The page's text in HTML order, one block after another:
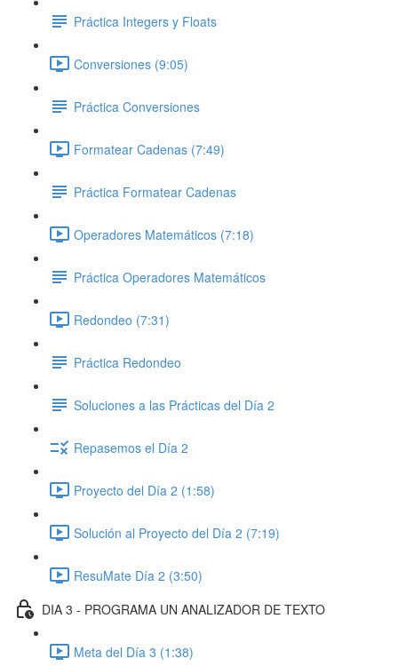
Práctica Integers y Floats
Conversiones (9:05)
Práctica Conversiones
Formatear Cadenas (7:49)
Práctica Formatear Cadenas
Operadores Matemáticos (7:18)
Práctica Operadores Matemáticos
Redondeo (7:31)
Práctica Redondeo
Soluciones a las Prácticas del Día 2
Repasemos el Día 2
Proyecto del Día 2 (1:58)
Solución al Proyecto del Día 2 (7:19)
ResuMate Día 2 (3:50)
DIA 3 - PROGRAMA UN ANALIZADOR DE TEXTO
Meta del Día 3 (1:38)